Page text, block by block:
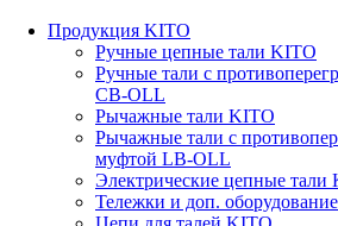
Продукция KITO
Ручные цепные тали KITO
Ручные тали с
СВ-OLL
Рычажные тали KITO
Рычажные тали с
муфтой LB-OLL
Электрические цепные тали
Тележки и доп.